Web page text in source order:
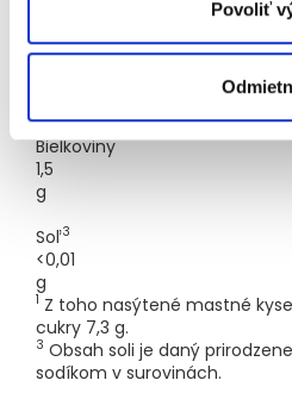
Povoliť
Vláknina
Bielkoviny
1,5
g
Soľ3
<0,01
g
1 Z toho nasýtené mastné
cukry 7,3 g.
3 Obsah soli je daný
sodíkom v surovinách.